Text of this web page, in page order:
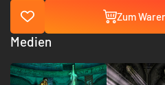
Zum
Medien